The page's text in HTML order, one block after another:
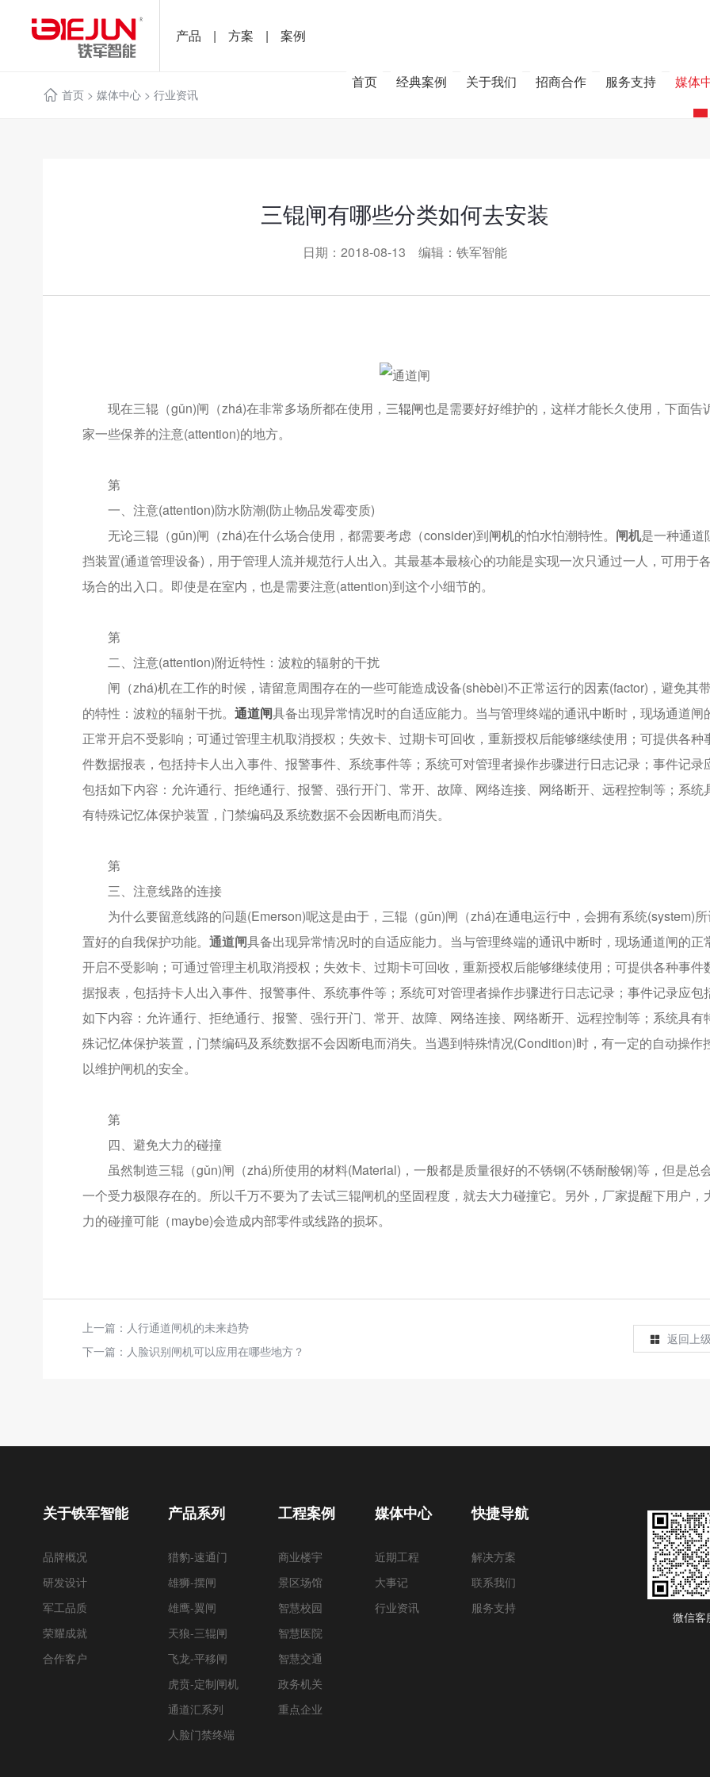
产品 | 方案 | 案例
首页 经典案例 关于我们 招商合作 服务支持 媒体
首页> 媒体中心> 行业资讯
三锟闸有哪些分类如何去安装
日期：2018-08-13 编辑：铁军智能
现在三辊（gǔn)闸（zhá)在非常多场所都在使用， 三辊闸也是需要好好维护的，这样才能长久使用，下面告
家一些保养的注意(attention)的地方。
第
一、注意(attention)防水防潮(防止物品发霉变质)
无论三辊（gǔn)闸（zhá)在什么场合使用，都需要考虑（consider)到闸机的怕水怕潮特性。 闸机是一种通道
挡装置(通道管理设备)，用于管理人流并规范行人出入。其最基本最核心的功能是实现一次只通过一人，可用于
场合的出入口。即使是在室内，也是需要注意(attention)到这个小细节的。
第
二、注意(attention)附近特性：波粒的辐射的干扰
闸（zhá)机在工作的时候，请留意周围存在的一些可能造成设备(shèbèi)不正常运行的因素(factor)，避免其
的特性：波粒的辐射干扰。 通道闸具备出现异常情况时的自适应能力。当与管理终端的通讯中断时，现场通道闸
正常开启不受影响；可通过管理主机取消授权；失效卡、过期卡可回收，重新授权后能够继续使用；可提供各种
件数据报表，包括持卡人出入事件、报警事件、系统事件等；系统可对管理者操作步骤进行日志记录；事件记录
包括如下内容：允许通行、拒绝通行、报警、强行开门、常开、故障、网络连接、网络断开、远程控制等；系统
有特殊记忆体保护装置，门禁编码及系统数据不会因断电而消失。
第
三、注意线路的连接
为什么要留意线路的问题(Emerson)呢这是由于，三辊（gǔn)闸（zhá)在通电运行中，会拥有系统(system)所
置好的自我保护功能。 通道闸具备出现异常情况时的自适应能力。当与管理终端的通讯中断时，现场通道闸的正
开启不受影响；可通过管理主机取消授权；失效卡、过期卡可回收，重新授权后能够继续使用；可提供各种事件
据报表，包括持卡人出入事件、报警事件、系统事件等；系统可对管理者操作步骤进行日志记录；事件记录应包
如下内容：允许通行、拒绝通行、报警、强行开门、常开、故障、网络连接、网络断开、远程控制等；系统具有
殊记忆体保护装置，门禁编码及系统数据不会因断电而消失。当遇到特殊情况(Condition)时，有一定的自动操作
以维护闸机的安全。
第
四、避免大力的碰撞
虽然制造三辊（gǔn)闸（zhá)所使用的材料(Material)，一般都是质量很好的不锈钢(不锈耐酸钢)等，但是总
一个受力极限存在的。所以千万不要为了去试三辊闸机的坚固程度，就去大力碰撞它。另外，厂家提醒下用户，
力的碰撞可能（maybe)会造成内部零件或线路的损坏。
上一篇： 人行通道闸机的未来趋势
下一篇： 人脸识别闸机可以应用在哪些地方？
返回上级
关于铁军智能
品牌概况
研发设计
军工品质
荣耀成就
合作客户
产品系列
猎豹-速通门
雄狮-摆闸
雄鹰-翼闸
天狼-三辊闸
飞龙-平移闸
虎贲-定制闸机
通道汇系列
人脸门禁终端
工程案例
商业楼宇
景区场馆
智慧校园
智慧医院
智慧交通
政务机关
重点企业
媒体中心
近期工程
大事记
行业资讯
快捷导航
解决方案
联系我们
服务支持
微信客